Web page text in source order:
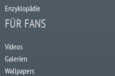
Enzyklopädie
FÜR FANS
Videos
Galerien
Wallpapers